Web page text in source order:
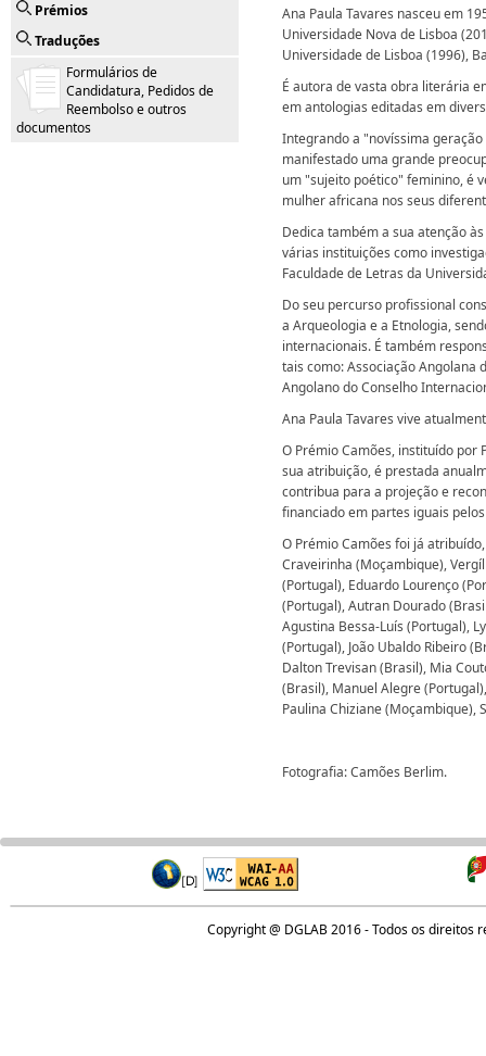
Prémios
Traduções
Formulários de
Candidatura, Pedidos de
Reembolso e outros
documentos
Ana Paula Tavares nasceu em
Universidade Nova de Lisboa
Universidade de Lisboa (1996),
É autora de vasta obra literária
em antologias editadas em
Integrando a "novíssima
manifestado uma grande
um "sujeito poético" feminino, é
mulher africana nos seus
Dedica também a sua atenção
várias instituições como
Faculdade de Letras da
Do seu percurso profissional
a Arqueologia e a Etnologia,
internacionais. É também
tais como: Associação Angolana
Angolano do Conselho
Ana Paula Tavares vive
O Prémio Camões, instituído por
sua atribuição, é prestada
contribua para a projeção e
financiado em partes iguais
O Prémio Camões foi já
Craveirinha (Moçambique),
(Portugal), Eduardo Lourenço
(Portugal), Autran Dourado
Agustina Bessa-Luís (Portugal),
(Portugal), João Ubaldo Ribeiro
Dalton Trevisan (Brasil), Mia
(Brasil), Manuel Alegre
Paulina Chiziane (Moçambique),
Fotografia: Camões Berlim.
Copyright @ DGLAB 2016 - Todos os